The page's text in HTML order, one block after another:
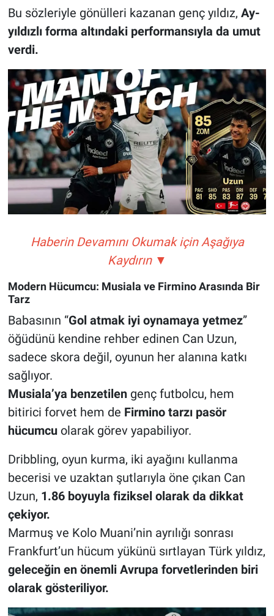
Bu sözleriyle gönülleri kazanan genç yıldız, Ay-
yıldızlı forma altındaki performansıyla da umut
verdi.
Haberin Devamını Okumak için Aşağıya
Kaydırın ▼
Modern Hücumcu: Musiala ve Firmino Arasında Bir
Tarz
Babasının “Gol atmak iyi oynamaya yetmez”
öğüdünü kendine rehber edinen Can Uzun,
sadece skora değil, oyunun her alanına katkı
sağlıyor.
Musiala’ya benzetilengenç futbolcu, hem
bitirici forvet hem de Firmino tarzı pasör
hücumcuolarak görev yapabiliyor.
Dribbling, oyun kurma, iki ayağını kullanma
becerisi ve uzaktan şutlarıyla öne çıkan Can
Uzun, 1.86 boyuyla fiziksel olarak da dikkat
çekiyor.
Marmuş ve Kolo Muani’nin ayrılığı sonrası
Frankfurt’un hücum yükünü sırtlayan Türk yıldız,
geleceğin en önemli Avrupa forvetlerinden biri
olarak gösteriliyor.